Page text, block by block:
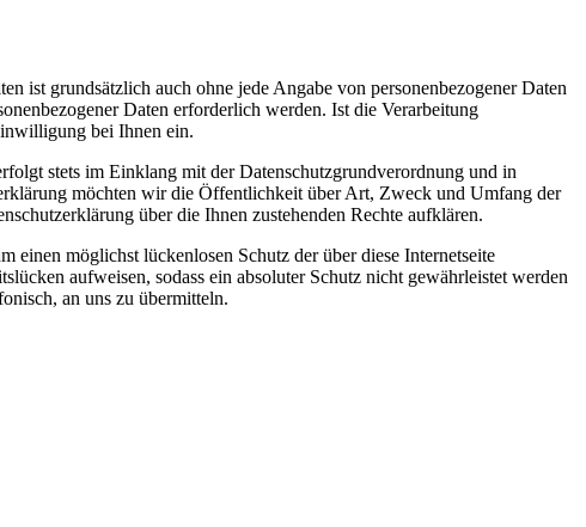
ist grundsätzlich auch ohne jede Angabe von personenbezogener Daten
Daten erforderlich werden. Ist die Verarbeitung
bei Ihnen ein.
stets im Einklang mit der Datenschutzgrundverordnung und in
möchten wir die Öffentlichkeit über Art, Zweck und Umfang der
über die Ihnen zustehenden Rechte aufklären.
einen möglichst lückenlosen Schutz der über diese Internetseite
aufweisen, sodass ein absoluter Schutz nicht gewährleistet werden
an uns zu übermitteln.